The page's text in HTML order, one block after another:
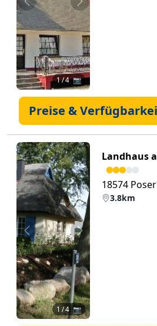
Zurück Weiter
1/ 4 📷
Preise &
Zurück Weiter
1 / 4 📷
Landhaus
18574
3.8km